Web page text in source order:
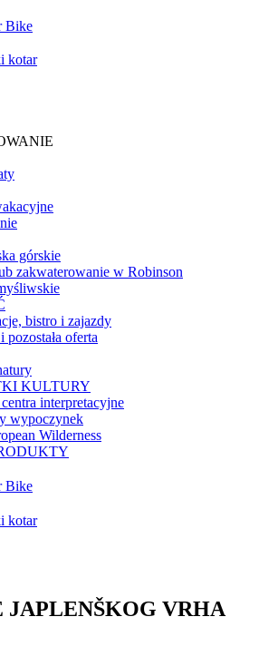
górskie
zakwaterowanie w Robinson
bistro i zajazdy
pozostała oferta
KULTURY
interpretacyjne
wypoczynek
Wilderness
JAPLENŠKOG VRHA